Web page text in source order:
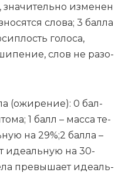
зна­чи­тель­но из­ме­нен
сло­ва; 3 бал­ла
го­ло­са,
слов не разо­
(ожи­ре­ние): 0 бал­
1 балл – мас­са те­
на 29%;2 бал­ла –
иде­аль­ную на 30-
пре­вы­ша­ет иде­аль­